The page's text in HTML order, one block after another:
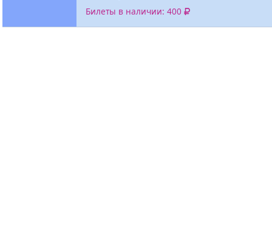
Билеты в наличии: 400